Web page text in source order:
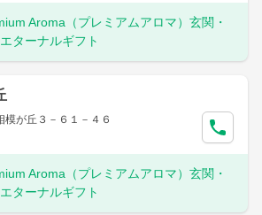
Aroma（プレミアムアロマ）玄関・
ターナルギフト
模が丘３－６１－４６
Aroma（プレミアムアロマ）玄関・
ターナルギフト